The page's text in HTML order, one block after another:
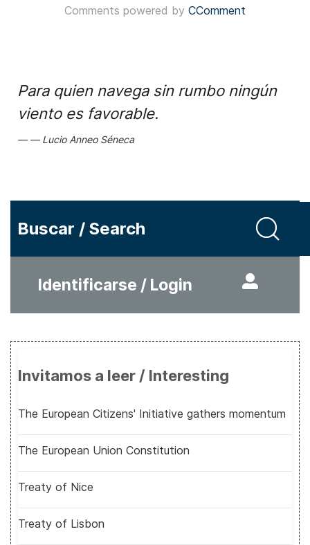
Comments powered by CComment
Para quien navega sin rumbo ningún
viento es favorable.
Lucio Anneo Séneca
Buscar / Search
Identificarse / Login
Invitamos a leer / Interesting
The European Citizens' Initiative gathers momentum
The European Union Constitution
Treaty of Nice
Treaty of Lisbon